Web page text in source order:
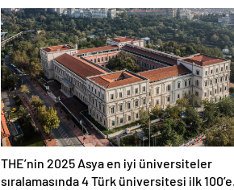
Cumhurbaşkanı
kararı Resmi
Gazete’de
THE’nin 2025 Asya en iyi üniversiteler
sıralamasında 4 Türk üniversitesi ilk 100’e